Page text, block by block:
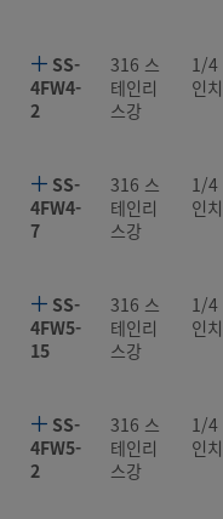
SS-
4FW4-
2
316 스
테인리
스강
1/4
인치
SS-
4FW4-
7
316 스
테인리
스강
1/4
인치
SS-
4FW5-
15
316 스
테인리
스강
1/4
인치
SS-
4FW5-
2
316 스
테인리
스강
1/4
인치